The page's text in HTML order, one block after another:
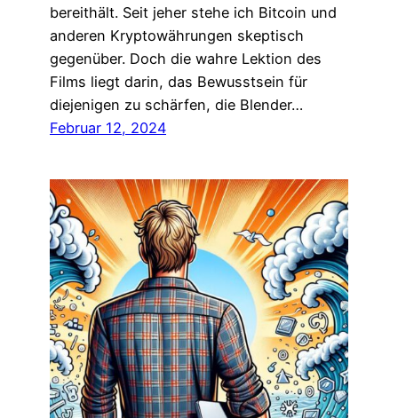
bereithält. Seit jeher stehe ich Bitcoin und
anderen Kryptowährungen skeptisch
gegenüber. Doch die wahre Lektion des
Films liegt darin, das Bewusstsein für
diejenigen zu schärfen, die Blender…
Februar 12, 2024